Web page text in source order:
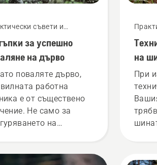
съвети и
за успешно
на дърво
поваляте дървo,
работна
е от съществено
Не само за
на
по време на
на
При